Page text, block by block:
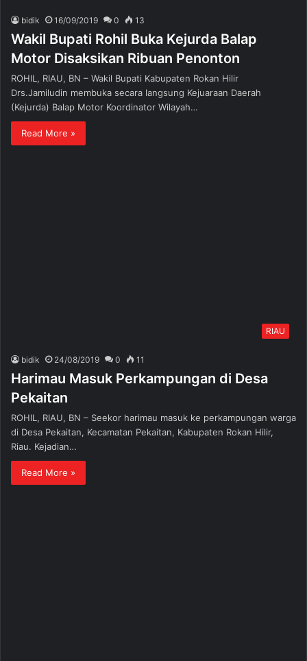
bidik 16/09/2019 0 13
Wakil Bupati Rohil Buka Kejurda Balap
Motor Disaksikan Ribuan Penonton
ROHIL, RIAU, BN – Wakil Bupati Kabupaten Rokan Hilir
Drs.Jamiludin membuka secara langsung Kejuaraan Daerah
(Kejurda) Balap Motor Koordinator Wilayah…
Read More »
RIAU
bidik 24/08/2019 0 11
Harimau Masuk Perkampungan di Desa
Pekaitan
ROHIL, RIAU, BN – Seekor harimau masuk ke perkampungan warga
di Desa Pekaitan, Kecamatan Pekaitan, Kabupaten Rokan Hilir,
Riau. Kejadian…
Read More »